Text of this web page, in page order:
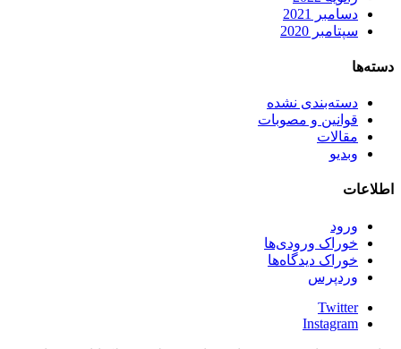
دسامبر 2021
سپتامبر 2020
دسته‌ها
دسته‌بندی نشده
قوانین و مصوبات
مقالات
وبدیو
اطلاعات
ورود
خوراک ورودی‌ها
خوراک دیدگاه‌ها
وردپرس
Twitter
Instagram